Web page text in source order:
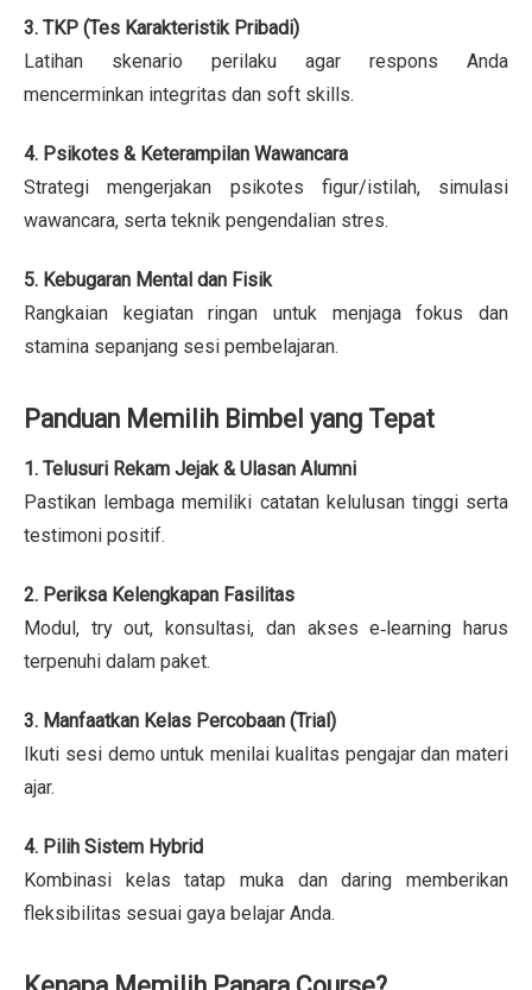
3. TKP (Tes Karakteristik Pribadi)
Latihan skenario perilaku agar respons Anda
mencerminkan integritas dan soft skills.
4. Psikotes & Keterampilan Wawancara
Strategi mengerjakan psikotes figur/istilah, simulasi
wawancara, serta teknik pengendalian stres.
5. Kebugaran Mental dan Fisik
Rangkaian kegiatan ringan untuk menjaga fokus dan
stamina sepanjang sesi pembelajaran.
Panduan Memilih Bimbel yang Tepat
1. Telusuri Rekam Jejak & Ulasan Alumni
Pastikan lembaga memiliki catatan kelulusan tinggi serta
testimoni positif.
2. Periksa Kelengkapan Fasilitas
Modul, try out, konsultasi, dan akses e‑learning harus
terpenuhi dalam paket.
3. Manfaatkan Kelas Percobaan (Trial)
Ikuti sesi demo untuk menilai kualitas pengajar dan materi
ajar.
4. Pilih Sistem Hybrid
Kombinasi kelas tatap muka dan daring memberikan
fleksibilitas sesuai gaya belajar Anda.